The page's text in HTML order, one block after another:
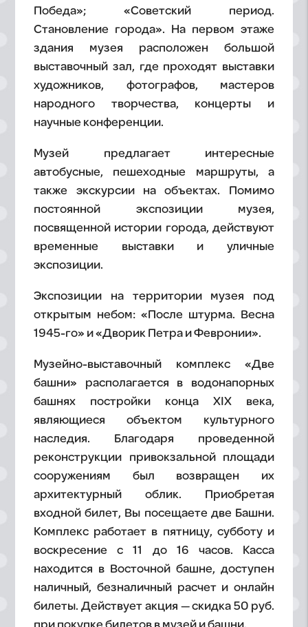
Победа»; «Советский период.
Становление города». На первом этаже
здания музея расположен большой
выставочный зал, где проходят выставки
художников, фотографов, мастеров
народного творчества, концерты и
научные конференции.
Музей предлагает интересные
автобусные, пешеходные маршруты, а
также экскурсии на объектах. Помимо
постоянной экспозиции музея,
посвященной истории города, действуют
временные выставки и уличные
экспозиции.
Экспозиции на территории музея под
открытым небом: «После штурма. Весна
1945-го» и «Дворик Петра и Февронии».
Музейно-выставочный комплекс «Две
башни» располагается в водонапорных
башнях постройки конца XIX века,
являющиеся объектом культурного
наследия. Благодаря проведенной
реконструкции привокзальной площади
сооружениям был возвращен их
архитектурный облик. Приобретая
входной билет, Вы посещаете две Башни.
Комплекс работает в пятницу, субботу и
воскресение с 11 до 16 часов. Касса
находится в Восточной башне, доступен
наличный, безналичный расчет и онлайн
билеты. Действует акция — скидка 50 руб.